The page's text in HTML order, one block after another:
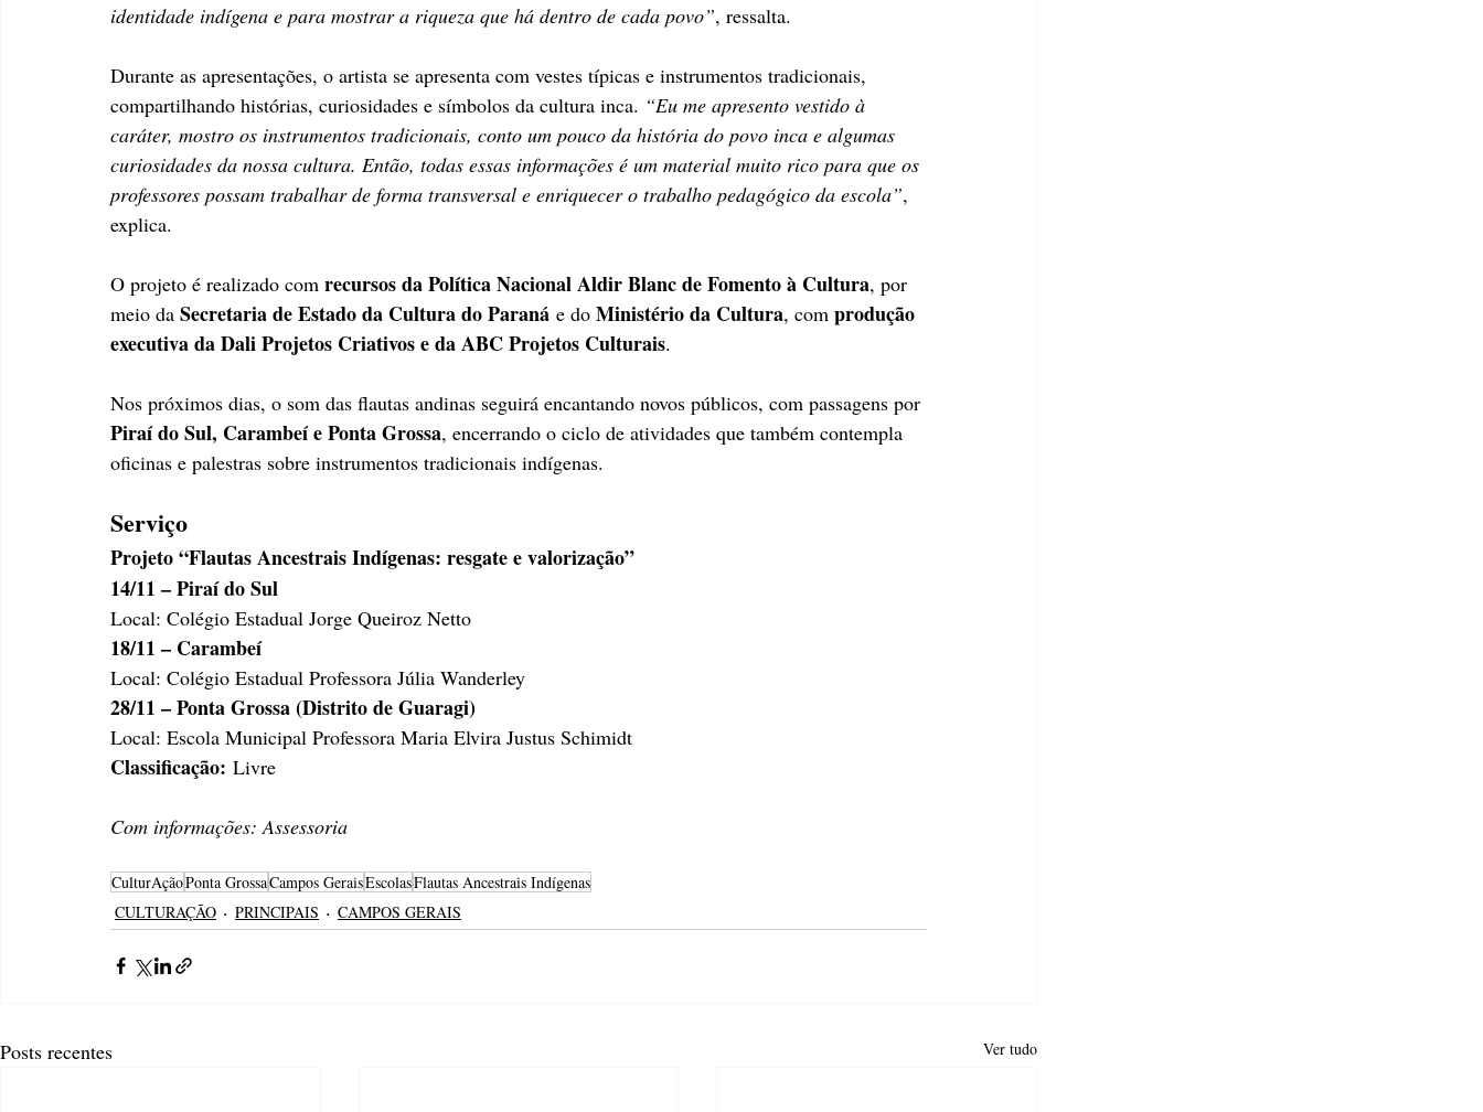
identidade indígena e para mostrar a riqueza que há dentro de cada povo”, ressalta.
Durante as apresentações, o artista se apresenta com vestes típicas e instrumentos tradicionais,
compartilhando histórias, curiosidades e símbolos da cultura inca. “Eu me apresento vestido à
caráter, mostro os instrumentos tradicionais, conto um pouco da história do povo inca e algumas
curiosidades da nossa cultura. Então, todas essas informações é um material muito rico para que os
professores possam trabalhar de forma transversal e enriquecer o trabalho pedagógico da escola”,
explica.
O projeto é realizado com recursos da Política Nacional Aldir Blanc de Fomento à Cultura, por
meio da Secretaria de Estado da Cultura do Paraná e do Ministério da Cultura, com produção
executiva da Dali Projetos Criativos e da ABC Projetos Culturais.
Nos próximos dias, o som das flautas andinas seguirá encantando novos públicos, com passagens por
Piraí do Sul, Carambeí e Ponta Grossa, encerrando o ciclo de atividades que também contempla
oficinas e palestras sobre instrumentos tradicionais indígenas.
Serviço
Projeto “Flautas Ancestrais Indígenas: resgate e valorização”
14/11 – Piraí do Sul
Local: Colégio Estadual Jorge Queiroz Netto
18/11 – Carambeí
Local: Colégio Estadual Professora Júlia Wanderley
28/11 – Ponta Grossa (Distrito de Guaragi)
Local: Escola Municipal Professora Maria Elvira Justus Schimidt
Classificação: Livre
Com informações: Assessoria
CulturAçãoPonta GrossaCampos GeraisEscolasFlautas Ancestrais Indígenas
CULTURAÇÃO
PRINCIPAIS CAMPOS GERAIS
Posts recentes Ver tudo